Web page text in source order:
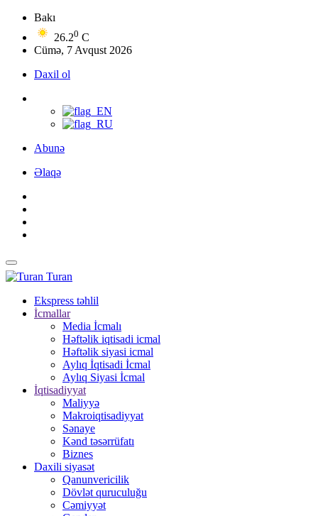
Bakı
26.20 C
Cümə, 7 Avqust 2026
Daxil ol
Abunə
Əlaqə
Turan
Ekspress təhlil
İcmallar
Media İcmalı
Həftəlik iqtisadi icmal
Həftəlik siyasi icmal
Aylıq İqtisadi İcmal
Aylıq Siyasi İcmal
İqtisadiyyat
Maliyyə
Makroiqtisadiyyat
Sənaye
Kənd təsərrüfatı
Biznes
Daxili siyasət
Qanunvericilik
Dövlət quruculuğu
Cəmiyyət